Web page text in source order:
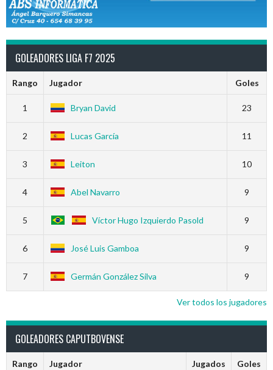
GOLEADORES LIGA F7 2025
Rango Jugador Goles
1 Bryan David 23
2 Lucas García 11
3 Leiton 10
4 Abel Navarro 9
5 Víctor Hugo Izquierdo Pasold 9
6 José Luis Gamboa 9
7 Germán González Silva 9
Ver todos los jugadores
GOLEADORES CAPUTBOVENSE
Rango Jugador Jugados Goles